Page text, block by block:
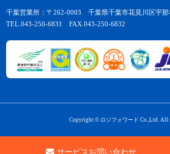
千葉営業所：〒262-0003 千葉県千葉市花見川区宇那
TEL.043-250-6831 FAX.043-250-6832
Copyright © ロジフォワード Co.,Ltd. All
サービスお問い合わせ